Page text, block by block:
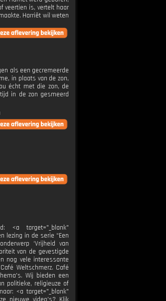
veertien is, vertelt haar
Harriët wil weten
als een gecremeerde
in plaats van de zon,
écht met die zon, de
in de zon gesmeerd
<a target="_blank"
lezing in de serie “Een
‘Vrijheid van
van de gevestigde
nog vele interessante
Weltschmerz. Café
Wij bieden een
politieke, religieuze of
<a target="_blank"